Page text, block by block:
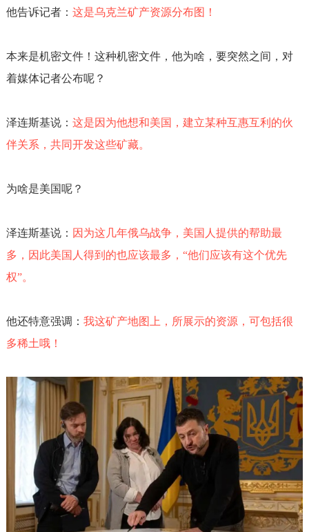
他告诉记者： 这是乌克兰矿产资源分布图！
本来是机密文件！这种机密文件，他为啥，要突然之间，对
着媒体记者公布呢？
泽连斯基说： 这是因为他想和美国，建立某种互惠互利的伙
伴关系，共同开发这些矿藏。
为啥是美国呢？
泽连斯基说： 因为这几年俄乌战争，美国人提供的帮助最
多，因此美国人得到的也应该最多，“他们应该有这个优先
权”。
他还特意强调： 我这矿产地图上，所展示的资源，可包括很
多稀土哦！